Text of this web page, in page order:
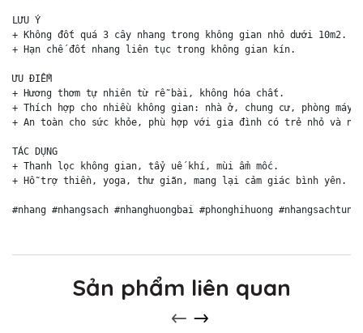
LƯU Ý
+ Không đốt quá 3 cây nhang trong không gian nhỏ dưới 10m2.
+ Hạn chế đốt nhang liên tục trong không gian kín.
ƯU ĐIỂM
+ Hương thơm tự nhiên từ rễ bài, không hóa chất.
+ Thích hợp cho nhiều không gian: nhà ở, chung cư, phòng
+ An toàn cho sức khỏe, phù hợp với gia đình có trẻ nhỏ và
TÁC DỤNG
+ Thanh lọc không gian, tẩy uế khí, mùi ẩm mốc.
+ Hỗ trợ thiền, yoga, thư giãn, mang lại cảm giác bình yên.
#nhang #nhangsach #nhanghuongbai #phonghihuong
Sản phẩm liên quan